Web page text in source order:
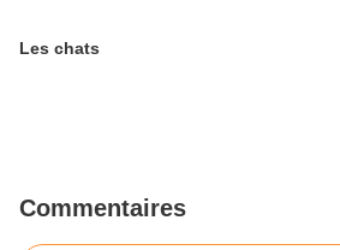
Les chats
Commentaires